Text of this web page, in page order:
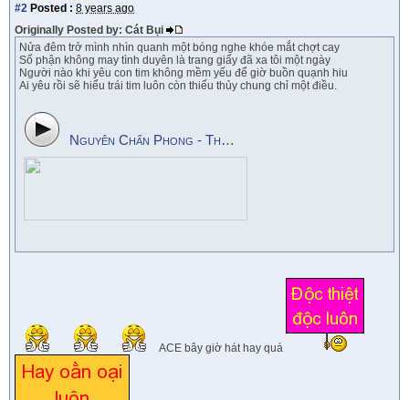
#2 Posted : 8 years ago
Originally Posted by: Cát Bụi
Nửa đêm trở mình nhìn quanh một bóng nghe khóe mắt chợt cay
Số phận không may tình duyên là trang giấy đã xa tôi một ngày
Người nào khi yêu con tim không mềm yếu để giờ buồn quạnh hiu
Ai yêu rồi sẽ hiểu trái tim luôn còn thiếu thủy chung chỉ một điều.
Nguyên Chấn Phong - Thy Nhung - Phận Duyên
ACE bây giờ hát hay quá